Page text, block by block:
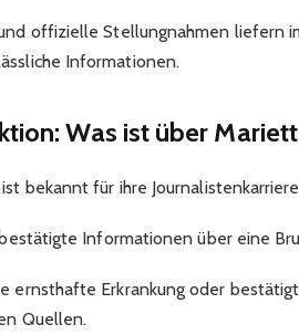
offizielle Stellungnahmen liefern
Informationen.​
Was ist über
bekannt für ihre
Informationen über eine
ernsthafte Erkrankung oder
Quellen.​